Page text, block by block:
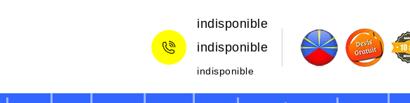
indisponible
indisponible
indisponible